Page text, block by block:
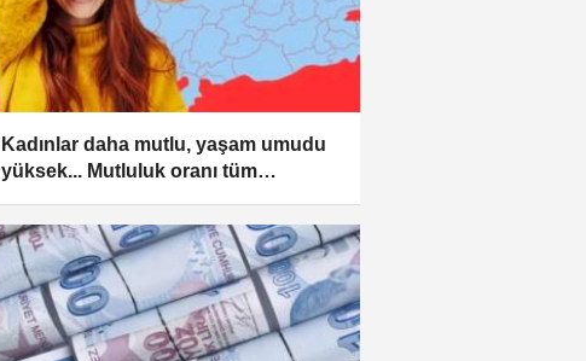
Kadınlar daha mutlu, yaşam umudu
yüksek... Mutluluk oranı tüm